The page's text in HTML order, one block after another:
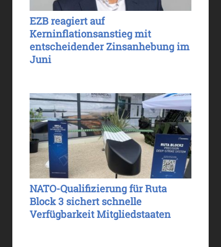
EZB reagiert auf
Kerninflationsanstieg mit
entscheidender Zinsanhebung im
Juni
NATO-Qualifizierung für Ruta
Block 3 sichert schnelle
Verfügbarkeit Mitgliedstaaten